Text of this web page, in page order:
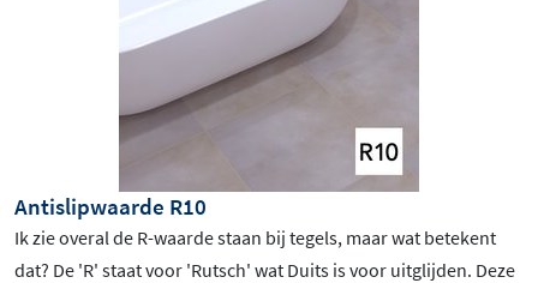
Antislipwaarde R10
Ik zie overal de R-waarde staan bij tegels, maar wat betekent
dat? De 'R' staat voor 'Rutsch' wat Duits is voor uitglijden. Deze